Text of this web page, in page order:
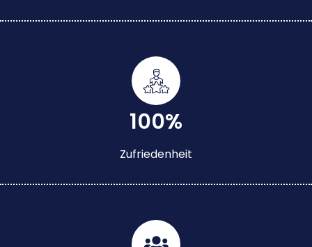
100%
Zufriedenheit